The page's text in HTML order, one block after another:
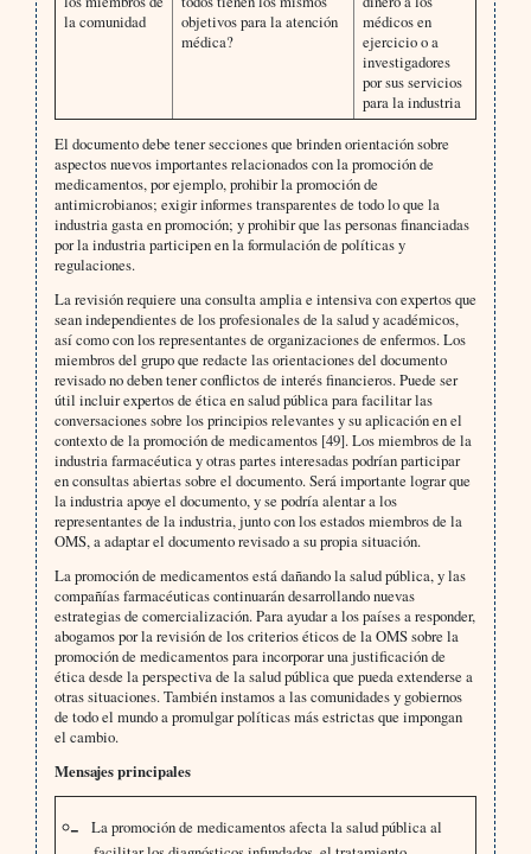
la comunidad
objetivos para la atención
médica?
médicos en
ejercicio o a
investigadores
por sus servicios
para la industria
El documento debe tener secciones que brinden orientación sobre
aspectos nuevos importantes relacionados con la promoción de
medicamentos, por ejemplo, prohibir la promoción de
antimicrobianos; exigir informes transparentes de todo lo que la
industria gasta en promoción; y prohibir que las personas financiadas
por la industria participen en la formulación de políticas y
regulaciones.
La revisión requiere una consulta amplia e intensiva con expertos que
sean independientes de los profesionales de la salud y académicos,
así como con los representantes de organizaciones de enfermos. Los
miembros del grupo que redacte las orientaciones del documento
revisado no deben tener conflictos de interés financieros. Puede ser
útil incluir expertos de ética en salud pública para facilitar las
conversaciones sobre los principios relevantes y su aplicación en el
contexto de la promoción de medicamentos [49]. Los miembros de la
industria farmacéutica y otras partes interesadas podrían participar
en consultas abiertas sobre el documento. Será importante lograr que
la industria apoye el documento, y se podría alentar a los
representantes de la industria, junto con los estados miembros de la
OMS, a adaptar el documento revisado a su propia situación.
La promoción de medicamentos está dañando la salud pública, y las
compañías farmacéuticas continuarán desarrollando nuevas
estrategias de comercialización. Para ayudar a los países a responder,
abogamos por la revisión de los criterios éticos de la OMS sobre la
promoción de medicamentos para incorporar una justificación de
ética desde la perspectiva de la salud pública que pueda extenderse a
otras situaciones. También instamos a las comunidades y gobiernos
de todo el mundo a promulgar políticas más estrictas que impongan
el cambio.
Mensajes principales
La promoción de medicamentos afecta la salud pública al